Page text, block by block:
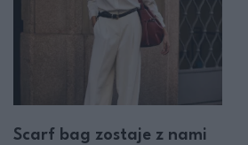
Scarf bag zostaje z nami